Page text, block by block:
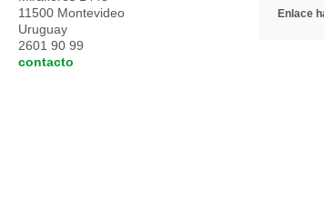
Enlace
11500 Montevideo
Uruguay
2601 90 99
contacto